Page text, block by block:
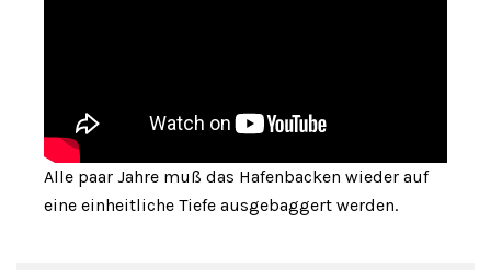
Alle paar Jahre muß das Hafenbacken wieder auf
eine einheitliche Tiefe ausgebaggert werden.